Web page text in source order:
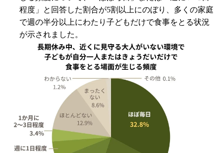
程度」と回答した割合が5割以上にのぼり、多くの家庭
で週の半分以上にわたり子どもだけで食事をとる状況
が示されました。